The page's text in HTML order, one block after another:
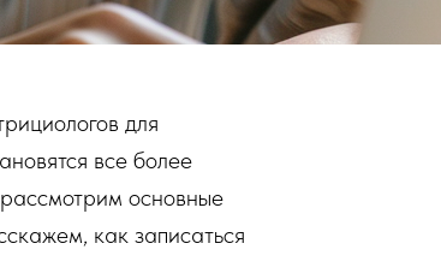
для
все более
рассмотрим основные
как записаться